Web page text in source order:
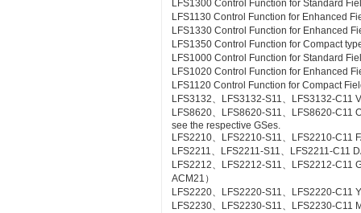
LFS1300 Control Function for Standard
LFS1130 Control Function for Enhanced
LFS1330 Control Function for Enhanced
LFS1350 Control Function for Compact
LFS1000 Control Function for Standard
LFS1020 Control Function for Enhanced
LFS1120 Control Function for Compact
LFS3132、LFS3132-S11、LFS3132-C11
LFS8620、LFS8620-S11、LFS8620-C11
see the respective GSes.
LFS2210、LFS2210-S11、LFS2210-C11
LFS2211、LFS2211-S11、LFS2211-C11
LFS2212、LFS2212-S11、LFS2212-C11
ACM21）
LFS2220、LFS2220-S11、LFS2220-C11
LFS2230、LFS2230-S11、LFS2230-C11